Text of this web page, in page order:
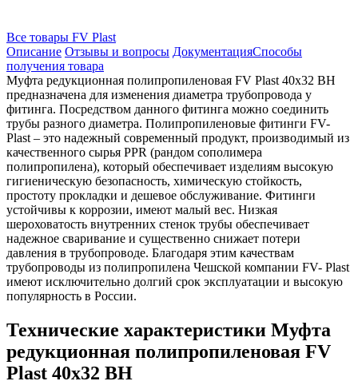
Все товары FV Plast
Описание Отзывы и вопросы ДокументацияСпособы
получения товара
Муфта редукционная полипропиленовая FV Plast 40х32 ВН
предназначена для изменения диаметра трубопровода у
фитинга. Посредством данного фитинга можно соединить
трубы разного диаметра. Полипропиленовые фитинги FV-
Plast – это надежный современный продукт, производимый из
качественного сырья PPR (рандом сополимера
полипропилена), который обеспечивает изделиям высокую
гигиеническую безопасность, химическую стойкость,
простоту прокладки и дешевое обслуживание. Фитинги
устойчивы к коррозии, имеют малый вес. Низкая
шероховатость внутренних стенок трубы обеспечивает
надежное сваривание и существенно снижает потери
давления в трубопроводе. Благодаря этим качествам
трубопроводы из полипропилена Чешской компании FV- Plast
имеют исключительно долгий срок эксплуатации и высокую
популярность в России.
Технические характеристики Муфта
редукционная полипропиленовая FV
Plast 40х32 ВН